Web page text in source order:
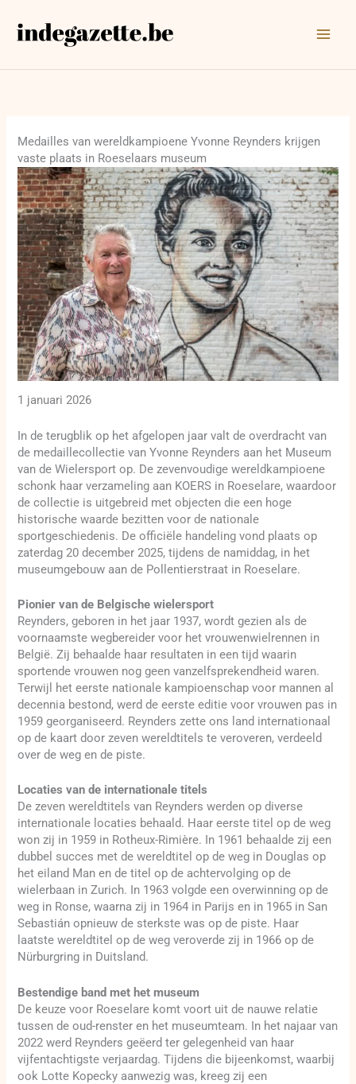
naar
Medailles van wereldkampioene Yvonne Reynders krijgen
vaste plaats in Roeselaars museum
1 januari 2026
In de terugblik op het afgelopen jaar valt de overdracht van
de medaillecollectie van Yvonne Reynders aan het Museum
van de Wielersport op. De zevenvoudige wereldkampioene
schonk haar verzameling aan KOERS in Roeselare, waardoor
de collectie is uitgebreid met objecten die een hoge
historische waarde bezitten voor de nationale
sportgeschiedenis. De officiële handeling vond plaats op
zaterdag 20 december 2025, tijdens de namiddag, in het
museumgebouw aan de Pollentierstraat in Roeselare.
Pionier van de Belgische wielersport
Reynders, geboren in het jaar 1937, wordt gezien als de
voornaamste wegbereider voor het vrouwenwielrennen in
België. Zij behaalde haar resultaten in een tijd waarin
sportende vrouwen nog geen vanzelfsprekendheid waren.
Terwijl het eerste nationale kampioenschap voor mannen al
decennia bestond, werd de eerste editie voor vrouwen pas in
1959 georganiseerd. Reynders zette ons land internationaal
op de kaart door zeven wereldtitels te veroveren, verdeeld
over de weg en de piste.
Locaties van de internationale titels
De zeven wereldtitels van Reynders werden op diverse
internationale locaties behaald. Haar eerste titel op de weg
won zij in 1959 in Rotheux-Rimière. In 1961 behaalde zij een
dubbel succes met de wereldtitel op de weg in Douglas op
het eiland Man en de titel op de achtervolging op de
wielerbaan in Zurich. In 1963 volgde een overwinning op de
weg in Ronse, waarna zij in 1964 in Parijs en in 1965 in San
Sebastián opnieuw de sterkste was op de piste. Haar
laatste wereldtitel op de weg veroverde zij in 1966 op de
Nürburgring in Duitsland.
Bestendige band met het museum
De keuze voor Roeselare komt voort uit de nauwe relatie
tussen de oud-renster en het museumteam. In het najaar van
2022 werd Reynders geëerd ter gelegenheid van haar
vijfentachtigste verjaardag. Tijdens die bijeenkomst, waarbij
ook Lotte Kopecky aanwezig was, kreeg zij een